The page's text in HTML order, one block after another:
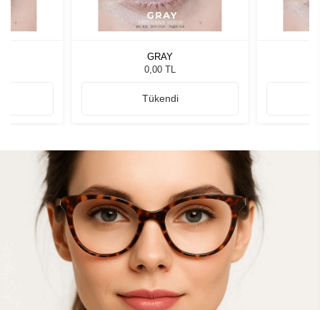
GRAY
0,00 TL
Tükendi